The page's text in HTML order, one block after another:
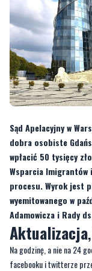
Sąd Apelacyjny w
dobra osobiste
wpłacić 50 tysięcy
Wsparcia
procesu. Wyrok jest
wyemitowanego w
Adamowicza i Rady
Aktualizacja
Na godzinę, a nie na 24
facebooku i twitterze